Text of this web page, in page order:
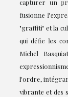
capturer un
fusionne
"graffiti" et la
qui défie les
Michel
l'ordre,
vibrante et des